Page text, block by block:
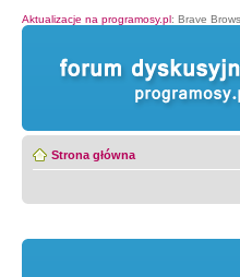
Aktualizacje na programosy.pl: Brave
Strona główna